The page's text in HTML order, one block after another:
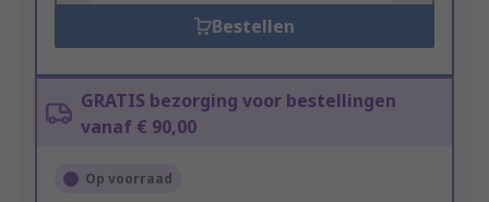
Bestellen
GRATIS bezorging voor bestellingen
vanaf € 90,00
Op voorraad